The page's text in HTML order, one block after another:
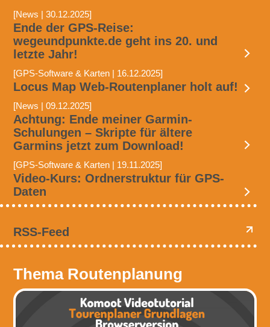
[News | 30.12.2025]
Ende der GPS-Reise:
wegeundpunkte.de geht ins 20. und
letzte Jahr!
[GPS-Software & Karten | 16.12.2025]
Locus Map Web-Routenplaner holt auf!
[News | 09.12.2025]
Achtung: Ende meiner Garmin-
Schulungen – Skripte für ältere
Garmins jetzt zum Download!
[GPS-Software & Karten | 19.11.2025]
Video-Kurs: Ordnerstruktur für GPS-
Daten
RSS-Feed
Thema Routenplanung